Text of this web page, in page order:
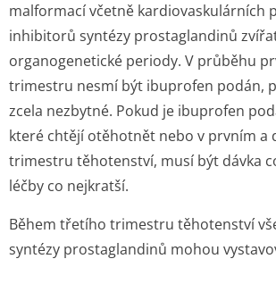
malformací včetně kardiovaskulárních
inhibitorů syntézy prostaglandinů
organogenetické periody. V průběhu
trimestru nesmí být ibuprofen podán,
zcela nezbytné. Pokud je ibuprofen
které chtějí otěhotnět nebo v prvním a
trimestru těhotenství, musí být dávka
léčby co nejkratší.
Během třetího trimestru těhotenství
syntézy prostaglandinů mohou